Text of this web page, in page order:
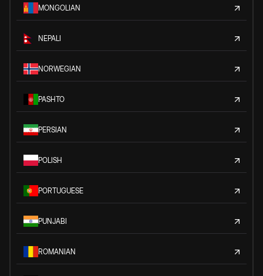
MONGOLIAN
NEPALI
NORWEGIAN
PASHTO
PERSIAN
POLISH
PORTUGUESE
PUNJABI
ROMANIAN